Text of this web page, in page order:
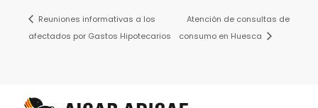
Reuniones informativas a los
afectados por Gastos Hipotecarios
Atención de consultas de
consumo en Huesca